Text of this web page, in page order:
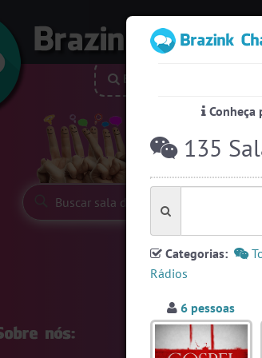
Siga-nos:
Buscar nick
Conheça
135
Categorias:
Rádios
6 pessoas